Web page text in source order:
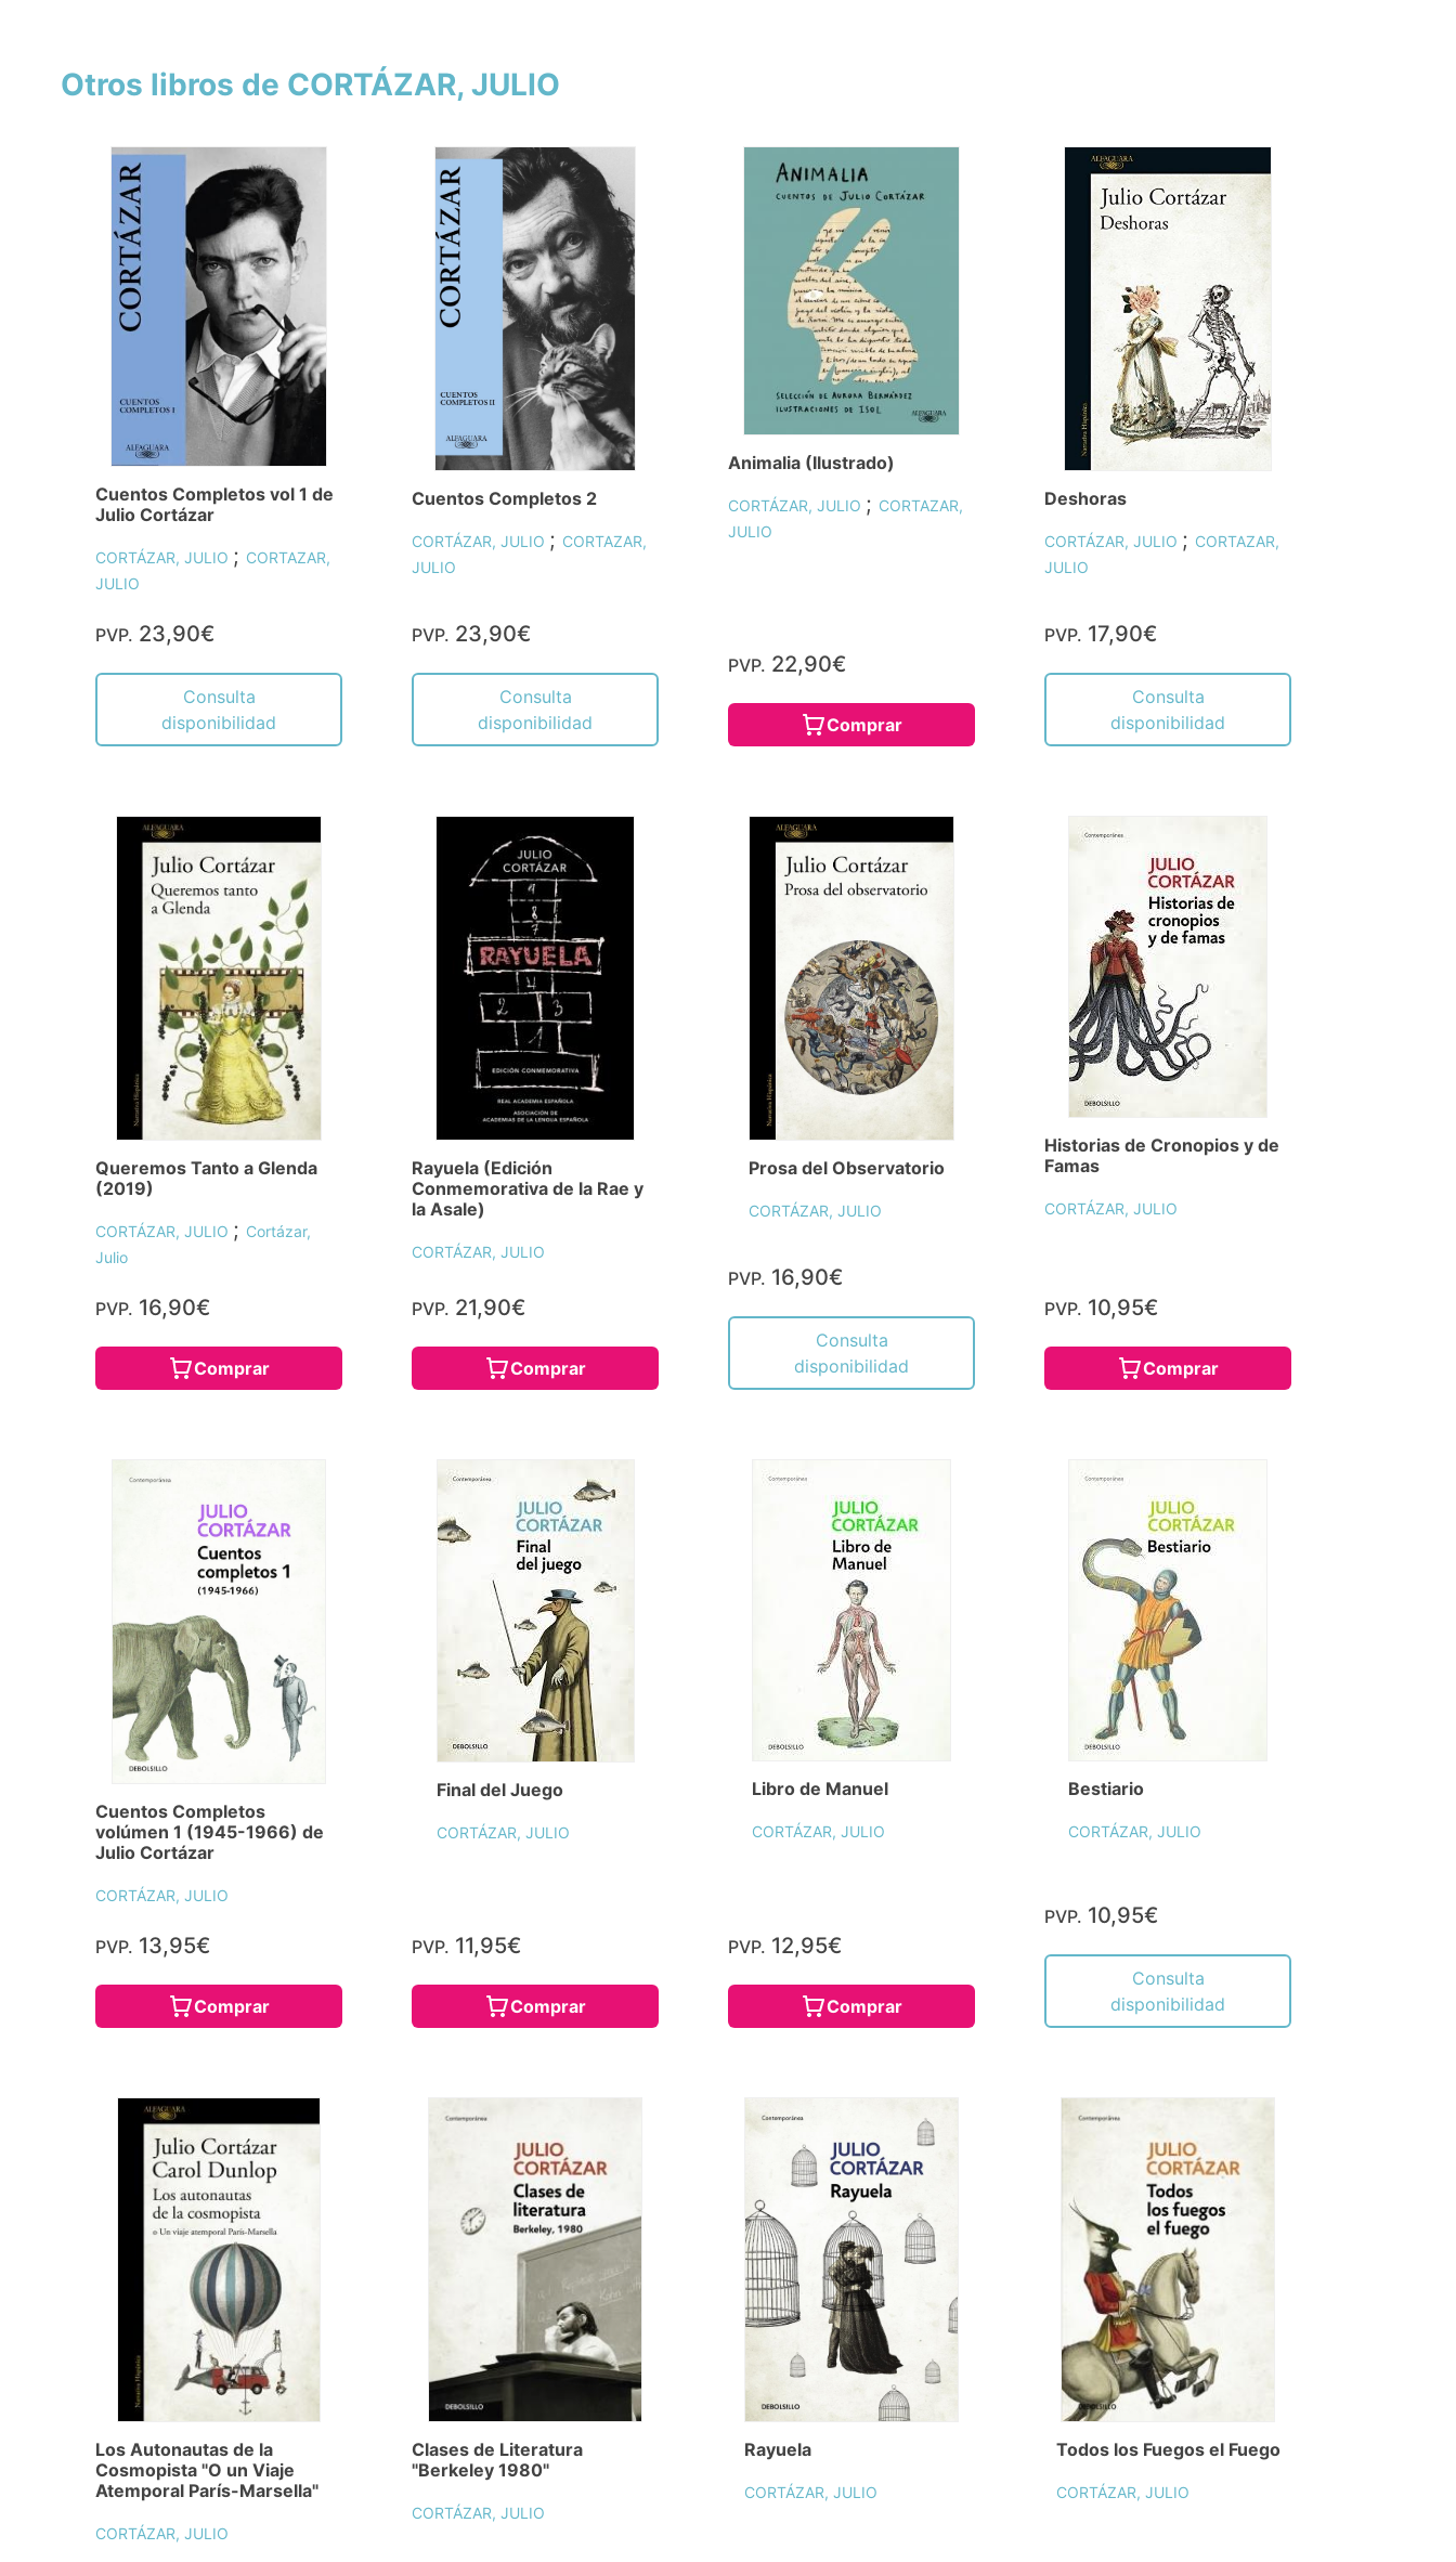
Otros libros de CORTÁZAR, JULIO
Cuentos Completos vol 1 de
Julio Cortázar
CORTÁZAR, JULIO ; CORTAZAR,
JULIO
PVP. 23,90€
Consulta
disponibilidad
Cuentos Completos 2
CORTÁZAR, JULIO ; CORTAZAR,
JULIO
PVP. 23,90€
Consulta
disponibilidad
Animalia (Ilustrado)
CORTÁZAR, JULIO ; CORTAZAR,
JULIO
PVP. 22,90€
Comprar
Deshoras
CORTÁZAR, JULIO ; CORTAZAR,
JULIO
PVP. 17,90€
Consulta
disponibilidad
Queremos Tanto a Glenda
(2019)
CORTÁZAR, JULIO ; Cortázar,
Julio
PVP. 16,90€
Comprar
Rayuela (Edición
Conmemorativa de la Rae y
la Asale)
CORTÁZAR, JULIO
PVP. 21,90€
Comprar
Prosa del Observatorio
CORTÁZAR, JULIO
PVP. 16,90€
Consulta
disponibilidad
Historias de Cronopios y de
Famas
CORTÁZAR, JULIO
PVP. 10,95€
Comprar
Cuentos Completos
volúmen 1 (1945-1966) de
Julio Cortázar
CORTÁZAR, JULIO
PVP. 13,95€
Comprar
Final del Juego
CORTÁZAR, JULIO
PVP. 11,95€
Comprar
Libro de Manuel
CORTÁZAR, JULIO
PVP. 12,95€
Comprar
Bestiario
CORTÁZAR, JULIO
PVP. 10,95€
Consulta
disponibilidad
Los Autonautas de la
Cosmopista "O un Viaje
Atemporal París-Marsella"
CORTÁZAR, JULIO
Clases de Literatura
"Berkeley 1980"
CORTÁZAR, JULIO
Rayuela
CORTÁZAR, JULIO
Todos los Fuegos el Fuego
CORTÁZAR, JULIO